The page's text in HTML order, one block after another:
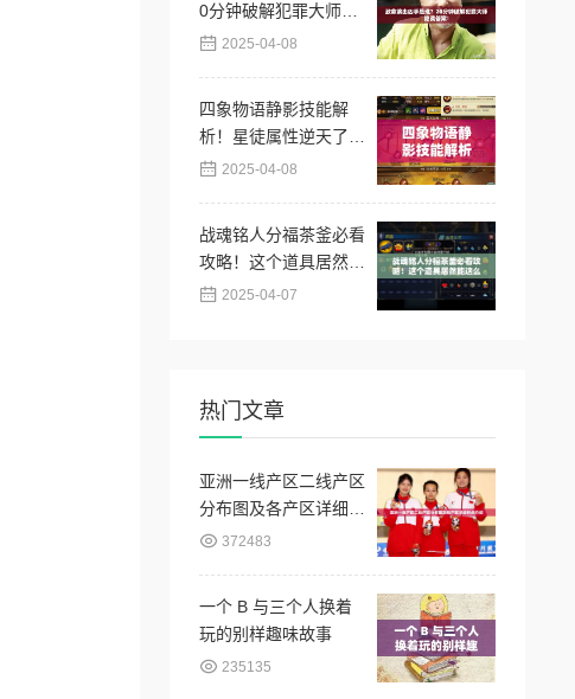
0分钟破解犯罪大师隐
藏答案！
2025-04-08
四象物语静影技能解
析！星徒属性逆天了？
必抽阵容推荐
2025-04-08
战魂铭人分福茶釜必看
攻略！这个道具居然能
这么用？逆天功能秒
2025-04-07
热门文章
亚洲一线产区二线产区
分布图及各产区详细特
点介绍
372483
一个 B 与三个人换着
玩的别样趣味故事
235135